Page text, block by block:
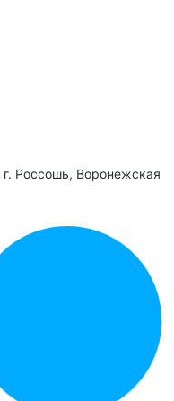
г. Россошь, Воронежская